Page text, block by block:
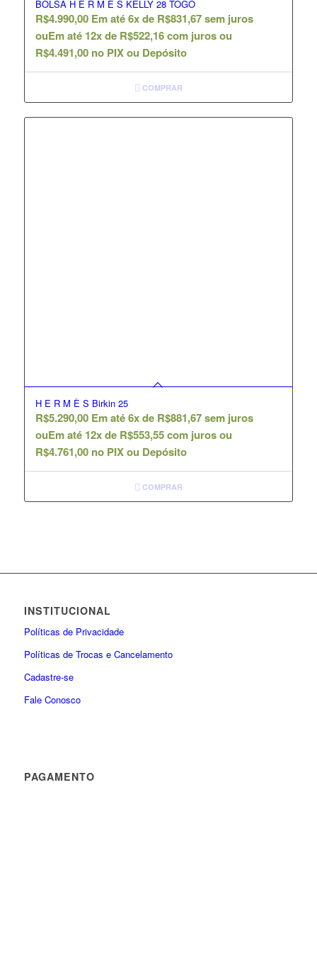
BOLSA H E R M È S KELLY 28 TOGO
R$4.990,00 Em até 6x de R$831,67sem juros
ouEm até 12x de R$522,16com juros ou
R$4.491,00 no PIX ou Depósito
COMPRAR
H E R M È S Birkin 25
R$5.290,00 Em até 6x de R$881,67sem juros
ouEm até 12x de R$553,55com juros ou
R$4.761,00 no PIX ou Depósito
COMPRAR
INSTITUCIONAL
Políticas de Privacidade
Políticas de Trocas e Cancelamento
Cadastre-se
Fale Conosco
PAGAMENTO